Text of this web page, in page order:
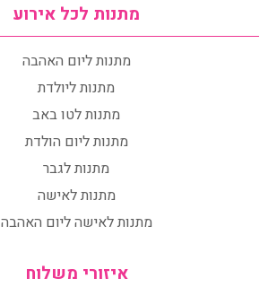
מתנות לכל אירוע
מתנות ליום האהבה
מתנות ליולדת
מתנות לטו באב
מתנות ליום הולדת
מתנות לגבר
מתנות לאישה
מתנות לאישה ליום האהבה
איזורי משלוח